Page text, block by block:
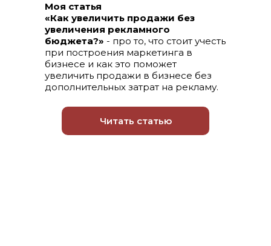
Моя статья
«Как увеличить продажи без
увеличения рекламного
бюджета?» - про то, что стоит учесть
при построения маркетинга в
бизнесе и как это поможет
увеличить продажи в бизнесе без
дополнительных затрат на рекламу.
Читать статью